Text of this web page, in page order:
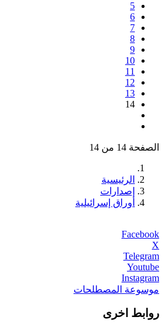
5
6
7
8
9
10
11
12
13
14
الصفحة 14 من 14
الرئيسية
إصدارات
أوراق إسرائيلية
Facebook
X
Telegram
Youtube
Instagram
موسوعة المصطلحات
روابط اخرى